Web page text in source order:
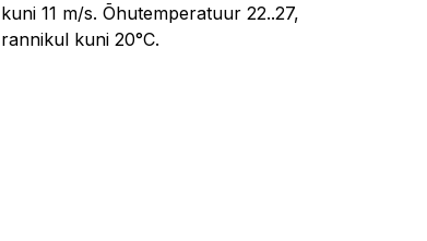
kuni 11 m/s. Õhutemperatuur 22..27,
rannikul kuni 20°C.